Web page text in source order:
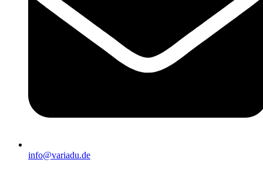
info@variadu.de